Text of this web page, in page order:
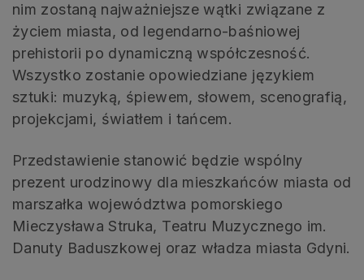
nim zostaną najważniejsze wątki związane z
życiem miasta, od legendarno-baśniowej
prehistorii po dynamiczną współczesność.
Wszystko zostanie opowiedziane językiem
sztuki: muzyką, śpiewem, słowem, scenografią,
projekcjami, światłem i tańcem.
Przedstawienie stanowić będzie wspólny
prezent urodzinowy dla mieszkańców miasta od
marszałka województwa pomorskiego
Mieczysława Struka, Teatru Muzycznego im.
Danuty Baduszkowej oraz władza miasta Gdyni.